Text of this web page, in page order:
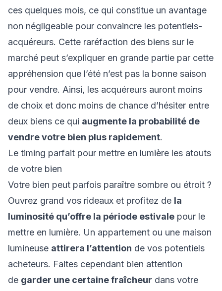
ces quelques mois, ce qui constitue un avantage
non négligeable pour convaincre les potentiels-
acquéreurs. Cette raréfaction des biens sur le
marché peut s’expliquer en grande partie par cette
appréhension que l’été n’est pas la bonne saison
pour vendre. Ainsi, les acquéreurs auront moins
de choix et donc moins de chance d’hésiter entre
deux biens ce qui augmente la probabilité de
vendre votre bien plus rapidement.
Le timing parfait pour mettre en lumière les atouts
de votre bien
Votre bien peut parfois paraître sombre ou étroit ?
Ouvrez grand vos rideaux et profitez de la
luminosité qu’offre la période estivale pour le
mettre en lumière. Un appartement ou une maison
lumineuse attirera l’attention de vos potentiels
acheteurs. Faites cependant bien attention
de garder une certaine fraîcheur dans votre